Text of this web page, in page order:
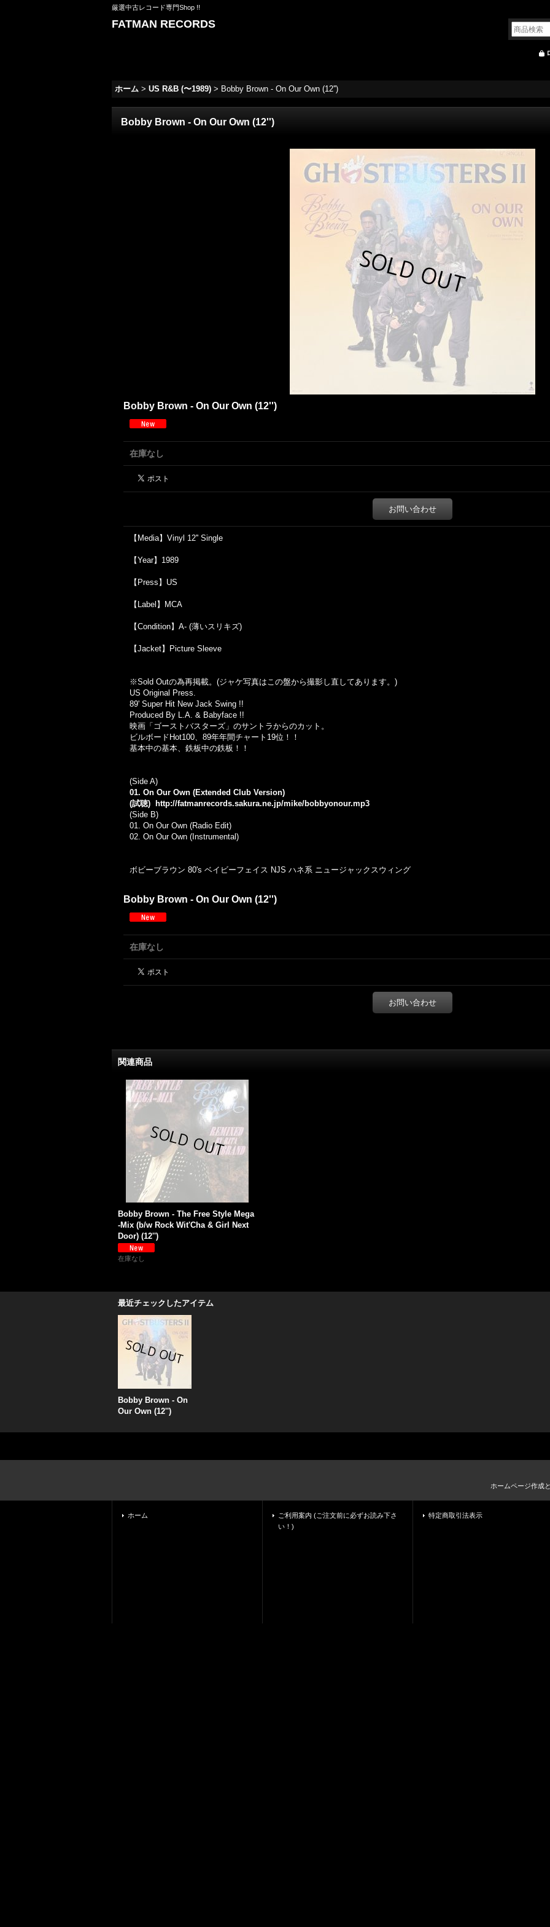
厳選中古レコード専門Shop !!
FATMAN RECORDS
ホーム > US R&B (〜1989) > Bobby Brown - On Our Own (12'')
Bobby Brown - On Our Own (12'')
Bobby Brown - On Our Own (12'')
在庫なし
お問い合わせ
【Media】Vinyl 12'' Single
【Year】1989
【Press】US
【Label】MCA
【Condition】A- (薄いスリキズ)
【Jacket】Picture Sleeve
※Sold Outの為再掲載。 (ジャケ写真はこの盤から撮影し直してあります。 )
US Original Press.
89' Super Hit New Jack Swing !!
Produced By L.A. & Babyface !!
映画「ゴーストバスターズ」のサントラからのカット。
ビルボードHot100、89年年間チャート19位！！
基本中の基本、鉄板中の鉄板！！
(Side A)
01. On Our Own (Extended Club Version)
(試聴)
http://fatmanrecords.sakura.ne.jp/mike/bobbyonour.mp3
(Side B)
01. On Our Own (Radio Edit)
02. On Our Own (Instrumental)
ボビーブラウン 80's ベイビーフェイス NJS ハネ系 ニュージャックスウィング
Bobby Brown - On Our Own (12'')
在庫なし
お問い合わせ
関連商品
Bobby Brown - The Free Style Mega
-Mix (b/w Rock Wit'Cha & Girl Next
Door) (12'')
在庫なし
最近チェックしたアイテム
Bobby Brown - On
Our Own (12'')
ホームページ作成
ホーム
ご利用案内 (ご注文前に必ずお読み下さ
い！)
特定商取引法表示